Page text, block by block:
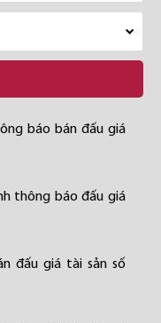
báo bán đấu giá
thông báo đấu giá
đấu giá tài sản số